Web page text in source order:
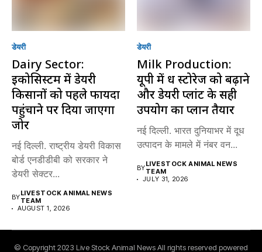
डेयरी
Dairy Sector:
इकोसिस्टम में डेयरी
किसानों को पहले फायदा
पहुंचाने पर दिया जाएगा
जोर
नई दिल्ली. राष्ट्रीय डेयरी विकास
बोर्ड एनडीडीबी को सरकार ने
डेयरी सेक्टर...
BYLIVESTOCK ANIMAL NEWS
TEAM
AUGUST 1, 2026
डेयरी
Milk Production:
यूपी में दूध स्टोरेज को बढ़ाने
और डेयरी प्लांट के सही
उपयोग का प्लान तैयार
नई दिल्ली. भारत दुनियाभर में दूध
उत्पादन के मामले में नंबर वन...
BYLIVESTOCK ANIMAL NEWS
TEAM
JULY 31, 2026
© Copyright 2023 Live Stock Animal News All rights reserved powered